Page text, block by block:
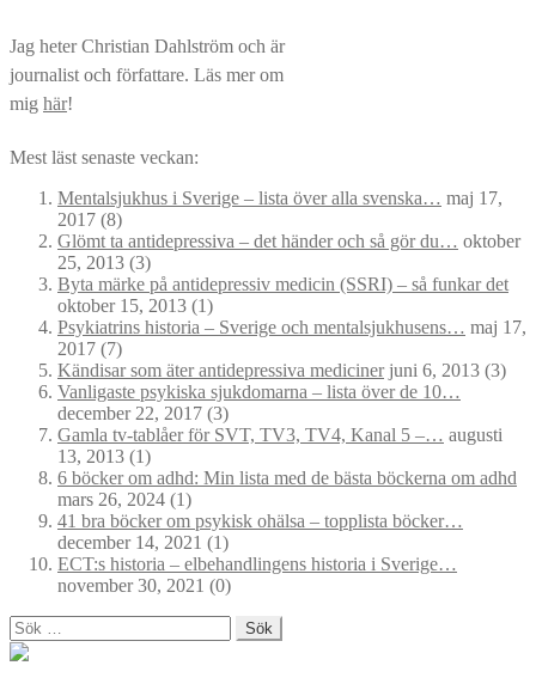
Jag heter Christian Dahlström och är
journalist och författare. Läs mer om
mig här!
Mest läst senaste veckan:
Mentalsjukhus i Sverige – lista över alla svenska… maj 17,
2017 (8)
Glömt ta antidepressiva – det händer och så gör du… oktober
25, 2013 (3)
Byta märke på antidepressiv medicin (SSRI) – så funkar det
oktober 15, 2013 (1)
Psykiatrins historia – Sverige och mentalsjukhusens… maj 17,
2017 (7)
Kändisar som äter antidepressiva medicinerjuni 6, 2013 (3)
Vanligaste psykiska sjukdomarna – lista över de 10…
december 22, 2017 (3)
Gamla tv-tablåer för SVT, TV3, TV4, Kanal 5 –… augusti
13, 2013 (1)
6 böcker om adhd: Min lista med de bästa böckerna om adhd
mars 26, 2024 (1)
41 bra böcker om psykisk ohälsa – topplista böcker…
december 14, 2021 (1)
ECT:s historia – elbehandlingens historia i Sverige…
november 30, 2021 (0)
Sök
efter: